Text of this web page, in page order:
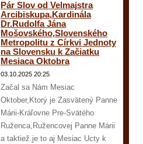
Pár Slov od Velmajstra
Arcibiskupa,Kardinála
Dr.Rudolfa Jána
Mošovského,Slovenského
Metropolitu z Církvi Jednoty
na Slovensku k Začiatku
Mesiaca Oktobra
03.10.2025 20:25
Začal sa Nám Mesiac
Oktober,Ktorý je Zasvätený Panne
Márii-Kráľovne Pre-Svätého
Ruženca,Ružencovej Panne Márii
a taktiež je to aj Mesiac Ucty k